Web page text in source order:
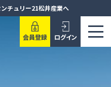
チュリー21松井産業へ
会員登録 ログイン